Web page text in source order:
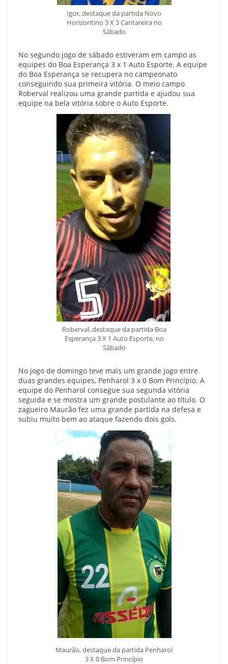
Igor, destaque da partida Novo
Horizontino 3 X 3 Cantareira no
Sábado
No segundo jogo de sábado estiveram em campo as
equipes do Boa Esperança 3 x 1 Auto Esporte. A equipe
do Boa Esperança se recupera no campeonato
conseguindo sua primeira vitória. O meio campo
Roberval realizou uma grande partida e ajudou sua
equipe na bela vitória sobre o Auto Esporte.
Roberval, destaque da partida Boa
Esperança 3 X 1 Auto Esporte, no
Sábado
No jogo de domingo teve mais um grande jogo entre
duas grandes equipes, Penharol 3 x 0 Bom Princípio. A
equipe do Penharol consegue sua segunda vitória
seguida e se mostra um grande postulante ao título. O
zagueiro Maurão fez uma grande partida na defesa e
subiu muito bem ao ataque fazendo dois gols.
Maurão, destaque da partida Penharol
3 X 0 Bom Princípio